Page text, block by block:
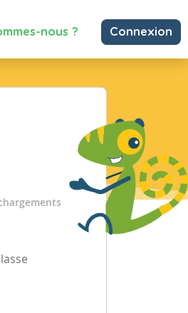
nous ? Connexion